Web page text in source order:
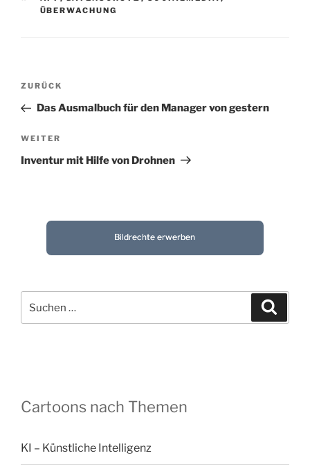
ÜBERWACHUNG
Beitragsnavigation
Vorheriger
Beitrag
ZURÜCK
Das Ausmalbuch für den Manager von gestern
Nächster
Beitrag
WEITER
Inventur mit Hilfe von Drohnen
Bildrechte erwerben
nach:
Cartoons nach Themen
KI – Künstliche Intelligenz